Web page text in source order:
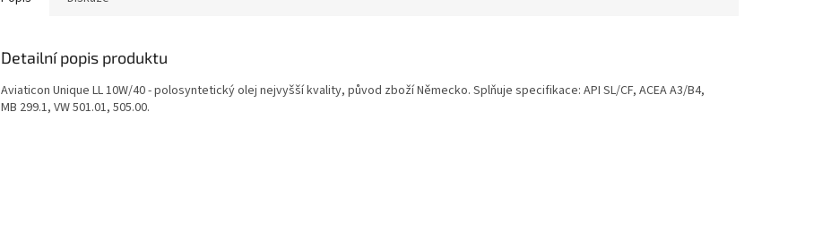
Detailní popis produktu
Aviaticon Unique LL 10W/40 - polosyntetický olej nejvyšší kvality, původ zboží Německo. Splňuje specifikace: API SL/CF, ACEA A3/B4,
MB 299.1, VW 501.01, 505.00.